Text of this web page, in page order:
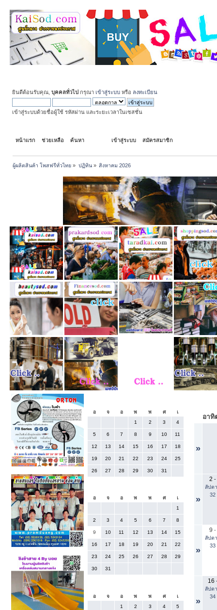
ยินดีต้อนรับคุณ, บุคคลทั่วไป กรุณา เข้าสู่ระบบ หรือ ลงทะเบียน
เข้าสู่ระบบด้วยชื่อผู้ใช้ รหัสผ่าน และระยะเวลาในเซสชั่น
หน้าแรก ช่วยเหลือ ค้นหา เข้าสู่ระบบ สมัครสมาชิก
ผู้ผลิตสินค้า โพสฟรีทั่วไทย » ปฏิทิน» สิงหาคม 2026
อ จ อ พ พ ศ
เ
1
2 3 4
5 6 7 8 9 10 11
12 13 14 15 16 17 18
19 20 21 22 23 24 25
26 27 28 29 30 31
อ จ อ พ พ ศ
เ
1
2 3 4 5 6 7 8
9 10 11 12 13 14 15
16 17 18 19 20 21 22
23 24 25 26 27 28 29
30 31
อ จ อ พ พ ศ
เ
1
2 3 4 5
อาทิ
»
»
2 -
สัปด
32
»
9 -
สัปด
33
»
16
สัปด
34